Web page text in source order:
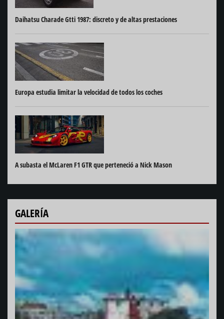
Daihatsu Charade Gtti 1987: discreto y de altas prestaciones
Europa estudia limitar la velocidad de todos los coches
A subasta el McLaren F1 GTR que perteneció a Nick Mason
GALERÍA